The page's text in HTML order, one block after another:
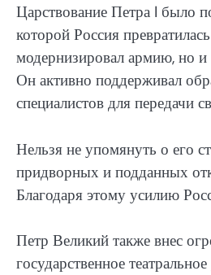
Царствование Петра I было
которой Россия
модернизировал армию, но
Он активно поддерживал
специалистов для передачи
Нельзя не упомянуть о его
придворных и подданных
Благодаря этому усилию
Петр Великий также внес
государственное